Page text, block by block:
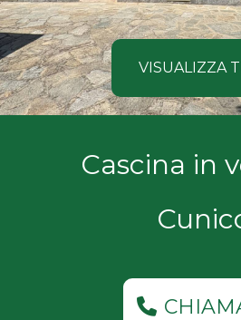
VISUALIZZA
Cascina in
COSA
CERCANO
NOSTRI
Comune
Tipologia